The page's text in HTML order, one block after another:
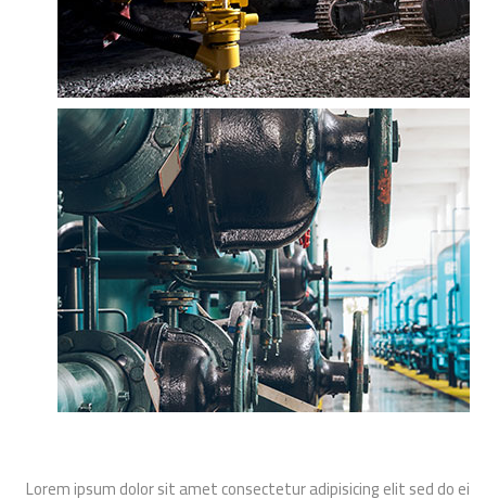
Lorem ipsum dolor sit amet consectetur adipisicing elit sed do ei